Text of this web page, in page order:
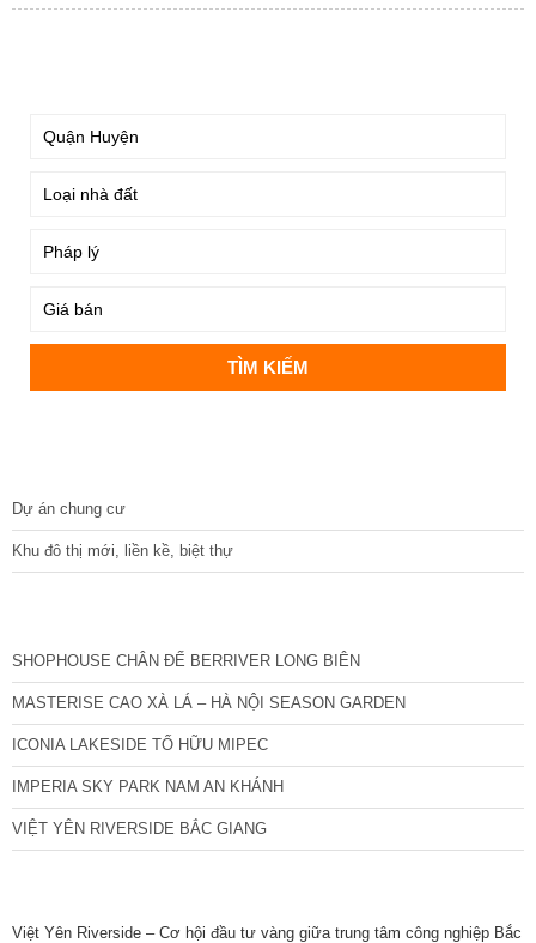
Dự án chung cư
Khu đô thị mới, liền kề, biệt thự
SHOPHOUSE CHÂN ĐẾ BERRIVER LONG BIÊN
MASTERISE CAO XÀ LÁ – HÀ NỘI SEASON GARDEN
ICONIA LAKESIDE TỐ HỮU MIPEC
IMPERIA SKY PARK NAM AN KHÁNH
VIỆT YÊN RIVERSIDE BẮC GIANG
Việt Yên Riverside – Cơ hội đầu tư vàng giữa trung tâm công nghiệp Bắc